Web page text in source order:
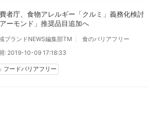
者庁、食物アレルギー「クルミ」義務化検討
アーモンド」推奨品目追加へ
ブランドNEWS編集部TM
食のバリアフリー
: 2019-10-09 17:18:33
フードバリアフリー